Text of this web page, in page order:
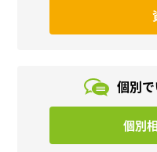
個別
個別